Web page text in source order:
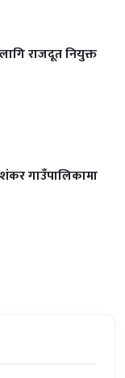
लागि राजदूत नियुक्त
गाउँपालिकामा